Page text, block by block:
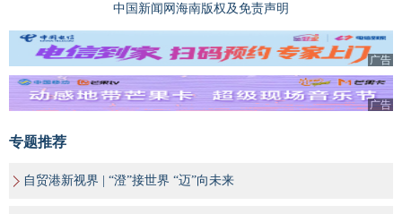
中国新闻网海南版权及免责声明
广告
广告
专题推荐
自贸港新视界 | “澄”接世界 “迈”向未来